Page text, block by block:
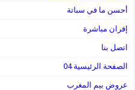
أحسن ما في سباتة
إفران مباشرة
اتصل بنا
الصفحة الرئيسية 04
عروض بيم المغرب